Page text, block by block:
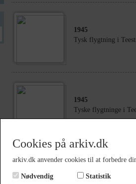
1945
Tysk flygtning i
1945
Tyske flygtninge i
Tyske flygtninge i
Cookies på arkiv.dk
arkiv.dk anvender cookies til at forbedre
Nødvendig Statistik